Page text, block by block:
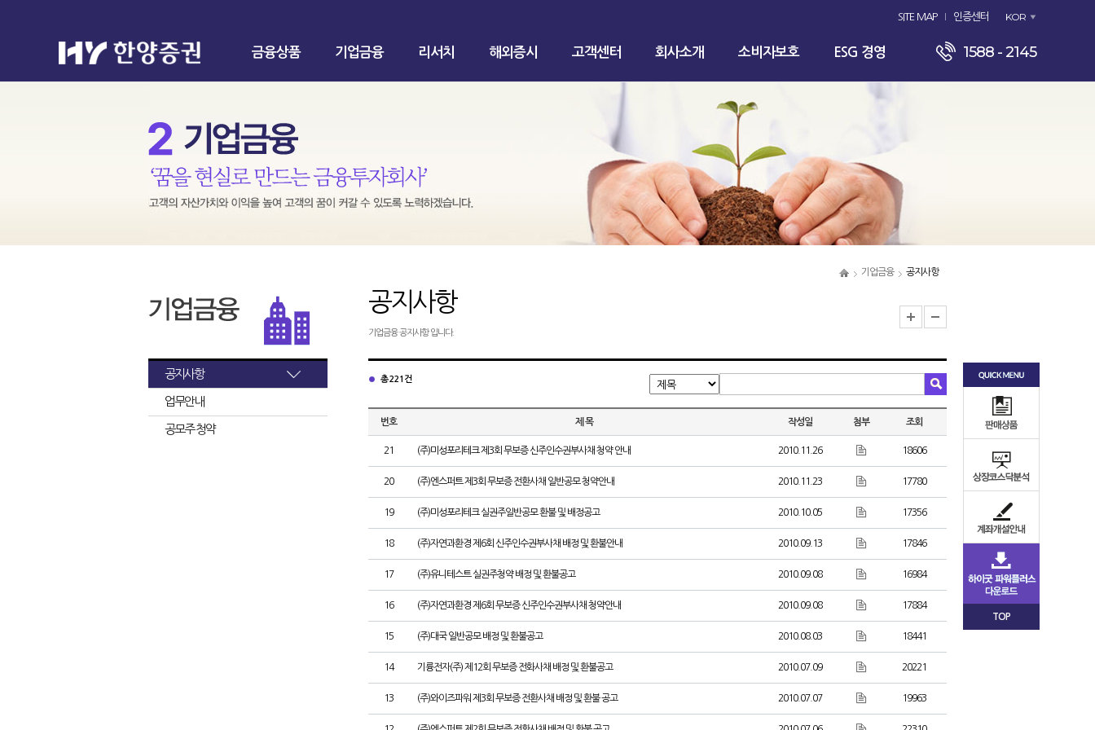
SITE MAP 인증센터 KOR
금융상품 기업금융 리서치 해외증시 고객센터 회사소개 소비자보호 ESG 경영 1588 - 2145
기업금융 공지사항
공지사항
업무안내
공모주 청약
공지사항
기업금융 공지사항 입니다.
총 221건
번호 제 목 작성일 첨부 조회
21 (주)미성포리테크 제3회 무보증 신주인수권부사채 청약 안내 2010.11.26 18606
20 (주)엔스퍼트 제3회 무보증 전환사채 일반공모 청약안내 2010.11.23 17780
19 (주)미성포리테크 실권주일반공모 환불 및 배정공고 2010.10.05 17356
18 (주)자연과환경 제6회 신주인수권부사채 배정 및 환불안내 2010.09.13 17846
17 (주)유니테스트 실권주청약 배정 및 환불공고 2010.09.08 16984
16 (주)자연과환경 제6회 무보증 신주인수권부사채 청약안내 2010.09.08 17884
15 (주)대국 일반공모 배정 및 환불공고 2010.08.03 18441
14 기륭전자(주) 제12회 무보증 전화사채 배정 및 환불공고 2010.07.09 20221
13 (주)와이즈파워 제3회 무보증 전환사채 배정 및 환불 공고 2010.07.07 19963
TOP